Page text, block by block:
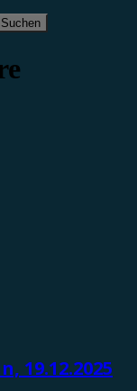
19.12.2025